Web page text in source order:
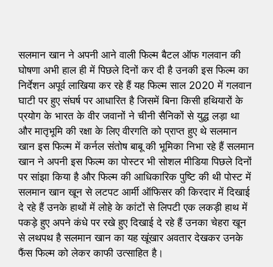
सलमान खान ने अपनी आने वाली फिल्म बैटल ऑफ गलवान की
घोषणा अभी हाल ही में पिछले दिनों कर दी है उनकी इस फिल्म का
निर्देशन अपूर्व लाखिया कर रहे हैं यह फिल्म साल 2020 में गलवान
घाटी पर हुए संघर्ष पर आधारित है जिसमें बिना किसी हथियारों के
प्रयोग के भारत के वीर जवानों ने चीनी सैनिकों से युद्ध लड़ा था
और मातृभूमि की रक्षा के लिए वीरगति को प्राप्त हुए थे सलमान
खान इस फिल्म में कर्नल संतोष बाबू की भूमिका निभा रहे हैं सलमान
खान ने अपनी इस फिल्म का पोस्टर भी सोशल मीडिया पिछले दिनों
पर सांझा किया है और फिल्म की आधिकारिक पुष्टि की थी पोस्ट में
सलमान खान खून से लटपट आर्मी ऑफिसर की किरदार में दिखाई
दे रहे हैं उनके हाथों में लोहे के कांटों से लिपटी एक लकड़ी हाथ में
पकड़े हुए अपने कंधे पर रखे हुए दिखाई दे रहे हैं उनका चेहरा खून
से लथपथ है सलमान खान का यह खूंखार अवतार देखकर उनके
फैंस फिल्म को लेकर काफी उत्साहित है।